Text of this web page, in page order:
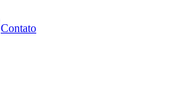
Contato